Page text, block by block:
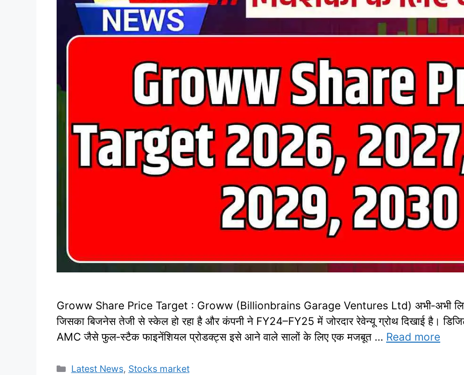
Groww Share Price Target : Groww (Billionbrains Garage Ventures Ltd) अभी‑अभी
जिसका बिजनेस तेजी से स्केल हो रहा है और कंपनी ने FY24–FY25 में जोरदार रेवेन्यू ग्रोथ दिखाई है।
AMC जैसे फुल‑स्टैक फाइनेंशियल प्रोडक्ट्स इसे आने वाले सालों के लिए एक मजबूत … Read more
Categories
Latest News, Stocks market